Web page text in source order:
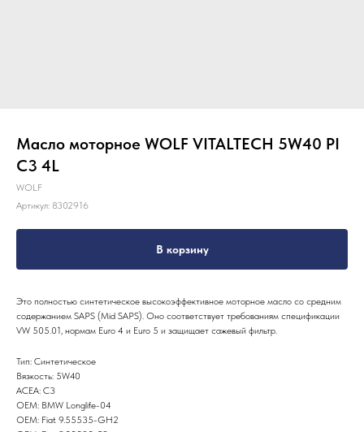
Масло моторное WOLF VITALTECH 5W40 PI
C3 4L
WOLF
Артикул: 8302916
В корзину
Это полностью синтетическое высокоэффективное моторное масло со средним
содержанием SAPS (Mid SAPS). Оно соответствует требованиям спецификации
VW 505.01, нормам Euro 4 и Euro 5 и защищает сажевый фильтр.
Тип: Синтетическое
Вязкость: 5W40
ACEA: C3
OEM: BMW Longlife-04
OEM: Fiat 9.55535-GH2